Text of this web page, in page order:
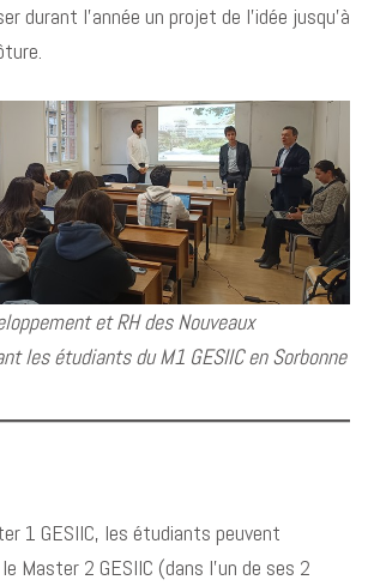
durant l’année un projet de l’idée jusqu’à
et RH des Nouveaux
les étudiants du M1 GESIIC en Sorbonne
1 GESIIC, les étudiants peuvent
Master 2 GESIIC (dans l’un de ses 2